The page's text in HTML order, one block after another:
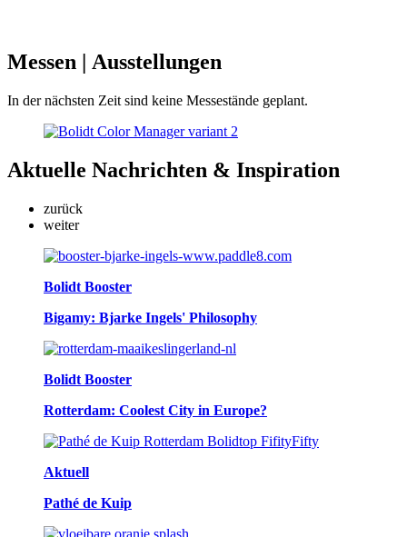
Messen | Ausstellungen
In der nächsten Zeit sind keine Messestände geplant.
Aktuelle Nachrichten & Inspiration
zurück
weiter
Bolidt Booster
Bigamy: Bjarke Ingels' Philosophy
Bolidt Booster
Rotterdam: Coolest City in Europe?
Aktuell
Pathé de Kuip